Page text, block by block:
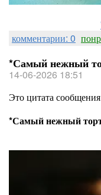
комментарии: 0
*Самый нежный
14-06-2026 18:51
Это цитата сообщения
*Самый нежный